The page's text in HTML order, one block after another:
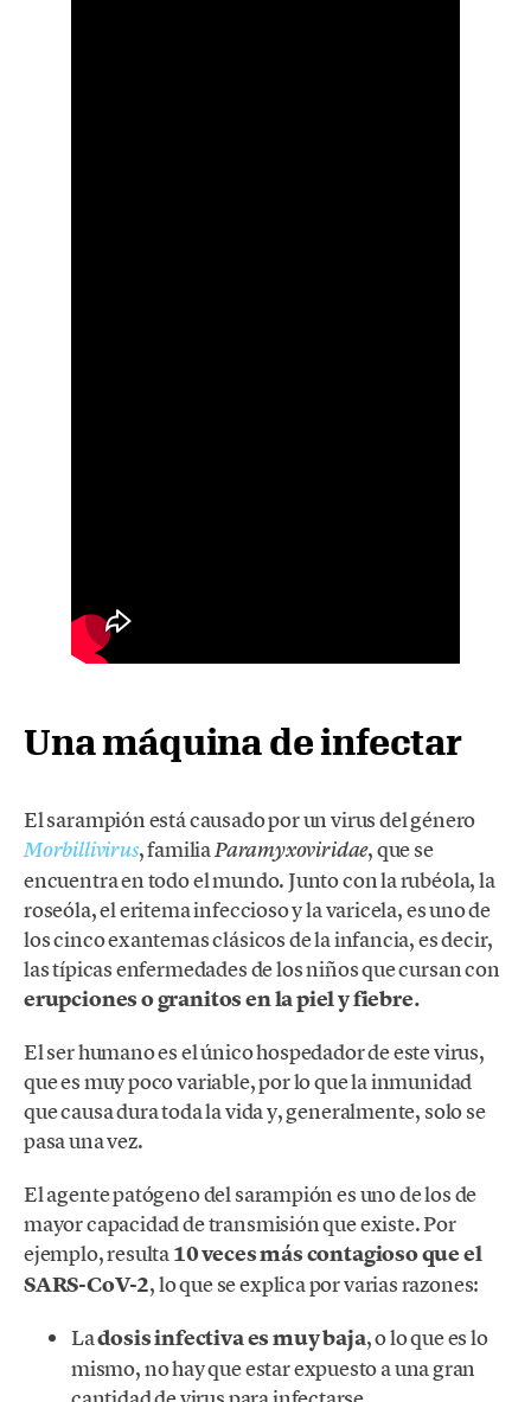
Una máquina de infectar
El sarampión está causado por un virus del género
Morbillivirus, familiaParamyxoviridae, que se
encuentra en todo el mundo. Junto con la rubéola, la
roseóla, el eritema infeccioso y la varicela, es uno de
los cinco exantemas clásicos de la infancia, es decir,
las típicas enfermedades de los niños que cursan con
erupciones o granitos en la piel y fiebre.
El ser humano es el único hospedador de este virus,
que es muy poco variable, por lo que la inmunidad
que causa dura toda la vida y, generalmente, solo se
pasa una vez.
El agente patógeno del sarampión es uno de los de
mayor capacidad de transmisión que existe. Por
ejemplo, resulta10 veces más contagioso que el
SARS-CoV-2, lo que se explica por varias razones:
Ladosis infectiva es muy baja, o lo que es lo
mismo, no hay que estar expuesto a una gran